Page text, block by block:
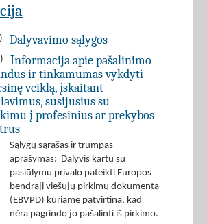
Dalyvavimo sąlygos
Informacija apie pašalinimo
ir tinkamumas vykdyti
veiklą, įskaitant
susijusius su
į profesinius ar prekybos
Sąlygų sąrašas ir trumpas
aprašymas: Dalyvis kartu su
pasiūlymu privalo pateikti Europos
bendrąjį viešųjų pirkimų dokumentą
(EBVPD) kuriame patvirtina, kad
nėra pagrindo jo pašalinti iš pirkimo.